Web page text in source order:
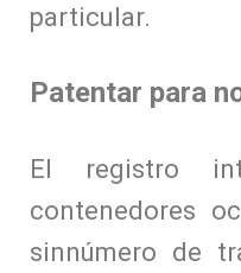
particular.
Patentar para
El registro
contenedores
sinnúmero de